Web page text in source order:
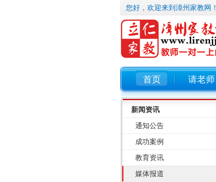
您好，欢迎来到漳州家教网！
首页 请老师
新闻资讯
通知公告
成功案例
教育资讯
媒体报道